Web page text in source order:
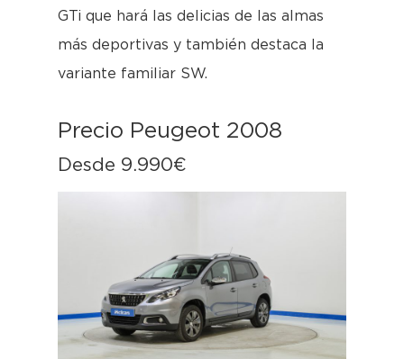
GTi que hará las delicias de las almas
más deportivas y también destaca la
variante familiar SW.
Precio Peugeot 2008
Desde 9.990€